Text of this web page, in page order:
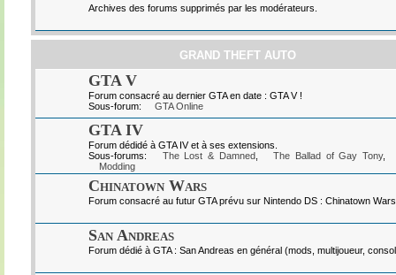
Archives des forums supprimés par les modérateurs.
GRAND THEFT AUTO
GTA V
Forum consacré au dernier GTA en date : GTA V !
Sous-forum:
GTA Online
GTA IV
Forum dédidé à GTA IV et à ses extensions.
Sous-forums:
The Lost & Damned, The Ballad of Gay Tony,
Modding
Chinatown Wars
Forum consacré au futur GTA prévu sur Nintendo DS : Chinatown Wars
San Andreas
Forum dédié à GTA : San Andreas en général (mods, multijoueur,